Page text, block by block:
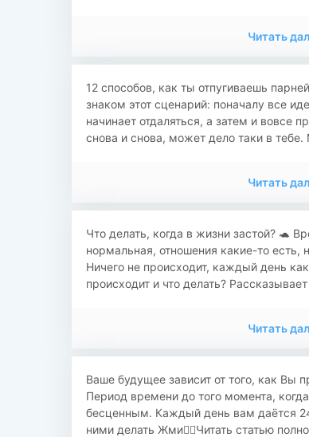
Читать
12 способов, как ты отпугиваешь
знаком этот сценарий: поначалу все
начинает отдаляться, а затем и вовсе
снова и снова, может дело таки в
Читать
Что делать, когда в жизни застой? 🐢
нормальная, отношения какие-то есть,
Ничего не происходит, каждый день
происходит и что делать?
Читать
Ваше будущее зависит от того, как Вы
Период времени до того момента,
бесценным. Каждый день вам даётся
ними делать Жми👉🏻Читать статью